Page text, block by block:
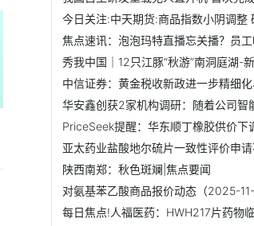
秀我中国｜12只江豚“秋游”南洞庭湖-
陕西南郑：秋色斑斓|焦点要闻